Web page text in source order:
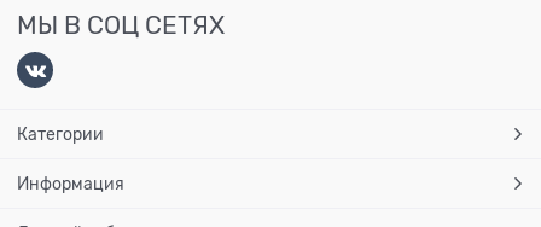
МЫ В СОЦ СЕТЯХ
Категории
Информация